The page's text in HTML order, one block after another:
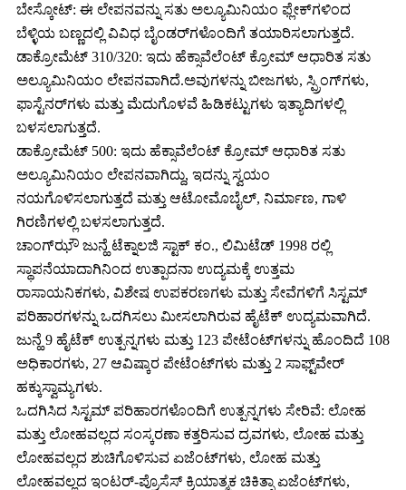
ಬೇಸ್ಕೋಟ್: ಈ ಲೇಪನವನ್ನು ಸತು ಅಲ್ಯೂಮಿನಿಯಂ ಫ್ಲೇಕ್‌ಗಳಿಂದ
ಬೆಳ್ಳಿಯ ಬಣ್ಣದಲ್ಲಿ ವಿವಿಧ ಬೈಂಡರ್‌ಗಳೊಂದಿಗೆ ತಯಾರಿಸಲಾಗುತ್ತದೆ.
ಡಾಕ್ರೋಮೆಟ್ 310/320: ಇದು ಹೆಕ್ಸಾವೆಲೆಂಟ್ ಕ್ರೋಮ್ ಆಧಾರಿತ ಸತು
ಅಲ್ಯೂಮಿನಿಯಂ ಲೇಪನವಾಗಿದೆ.ಅವುಗಳನ್ನು ಬೀಜಗಳು, ಸ್ಪ್ರಿಂಗ್‌ಗಳು,
ಫಾಸ್ಟೆನರ್‌ಗಳು ಮತ್ತು ಮೆದುಗೊಳವೆ ಹಿಡಿಕಟ್ಟುಗಳು ಇತ್ಯಾದಿಗಳಲ್ಲಿ
ಬಳಸಲಾಗುತ್ತದೆ.
ಡಾಕ್ರೋಮೆಟ್ 500: ಇದು ಹೆಕ್ಸಾವೆಲೆಂಟ್ ಕ್ರೋಮ್ ಆಧಾರಿತ ಸತು
ಅಲ್ಯೂಮಿನಿಯಂ ಲೇಪನವಾಗಿದ್ದು, ಇದನ್ನು ಸ್ವಯಂ
ನಯಗೊಳಿಸಲಾಗುತ್ತದೆ ಮತ್ತು ಆಟೋಮೊಬೈಲ್, ನಿರ್ಮಾಣ, ಗಾಳಿ
ಗಿರಣಿಗಳಲ್ಲಿ ಬಳಸಲಾಗುತ್ತದೆ.
ಚಾಂಗ್‌ಝೌ ಜುನ್ಹೆ ಟೆಕ್ನಾಲಜಿ ಸ್ಟಾಕ್ ಕಂ., ಲಿಮಿಟೆಡ್ 1998 ರಲ್ಲಿ
ಸ್ಥಾಪನೆಯಾದಾಗಿನಿಂದ ಉತ್ಪಾದನಾ ಉದ್ಯಮಕ್ಕೆ ಉತ್ತಮ
ರಾಸಾಯನಿಕಗಳು, ವಿಶೇಷ ಉಪಕರಣಗಳು ಮತ್ತು ಸೇವೆಗಳಿಗೆ ಸಿಸ್ಟಮ್
ಪರಿಹಾರಗಳನ್ನು ಒದಗಿಸಲು ಮೀಸಲಾಗಿರುವ ಹೈಟೆಕ್ ಉದ್ಯಮವಾಗಿದೆ.
ಜುನ್ಹೆ 9 ಹೈಟೆಕ್ ಉತ್ಪನ್ನಗಳು ಮತ್ತು 123 ಪೇಟೆಂಟ್‌ಗಳನ್ನು ಹೊಂದಿದೆ 108
ಅಧಿಕಾರಗಳು, 27 ಆವಿಷ್ಕಾರ ಪೇಟೆಂಟ್‌ಗಳು ಮತ್ತು 2 ಸಾಫ್ಟ್‌ವೇರ್
ಹಕ್ಕುಸ್ವಾಮ್ಯಗಳು.
ಒದಗಿಸಿದ ಸಿಸ್ಟಮ್ ಪರಿಹಾರಗಳೊಂದಿಗೆ ಉತ್ಪನ್ನಗಳು ಸೇರಿವೆ: ಲೋಹ
ಮತ್ತು ಲೋಹವಲ್ಲದ ಸಂಸ್ಕರಣಾ ಕತ್ತರಿಸುವ ದ್ರವಗಳು, ಲೋಹ ಮತ್ತು
ಲೋಹವಲ್ಲದ ಶುಚಿಗೊಳಿಸುವ ಏಜೆಂಟ್‌ಗಳು, ಲೋಹ ಮತ್ತು
ಲೋಹವಲ್ಲದ ಇಂಟರ್-ಪ್ರೊಸೆಸ್ ಕ್ರಿಯಾತ್ಮಕ ಚಿಕಿತ್ಸಾ ಏಜೆಂಟ್‌ಗಳು,